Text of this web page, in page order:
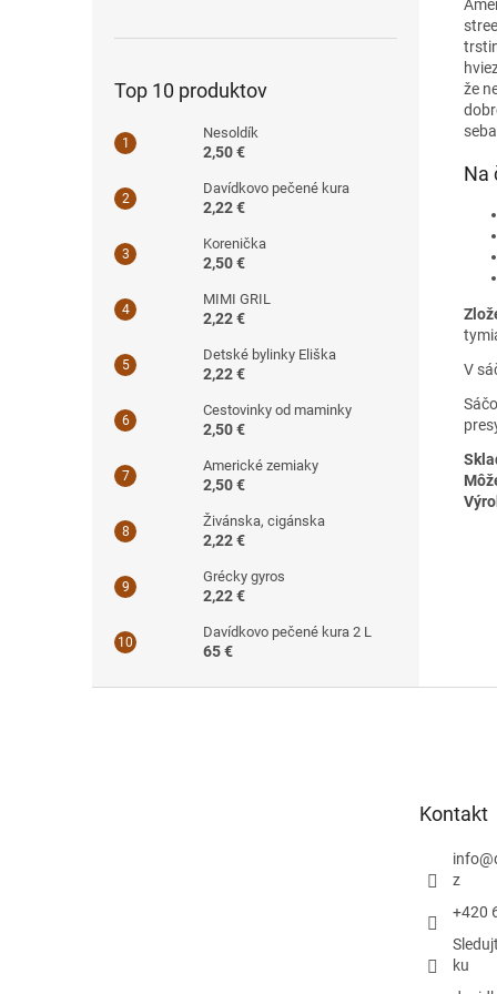
Top 10 produktov
Nesoldík
2,50 €
Davídkovo pečené kura
2,22 €
Korenička
2,50 €
MIMI GRIL
2,22 €
Detské bylinky Eliška
2,22 €
Cestovinky od maminky
2,50 €
Americké zemiaky
2,50 €
Živánska, cigánska
2,22 €
Grécky gyros
2,22 €
Davídkovo pečené kura 2 L
65 €
že
Na
V
Kontakt
info@
z
+420
ku